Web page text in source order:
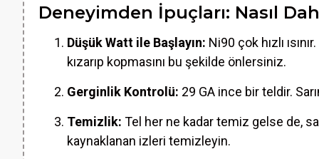
Deneyimden İpuçları: Nasıl
Düşük Watt ile Başlayın: Ni90 çok hızlı
kızarıp kopmasını bu şekilde önlersiniz.
Gerginlik Kontrolü: 29 GA ince bir teldir.
Temizlik: Tel her ne kadar temiz gelse de,
kaynaklanan izleri temizleyin.